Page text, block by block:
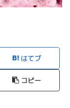
はてブ
コピー